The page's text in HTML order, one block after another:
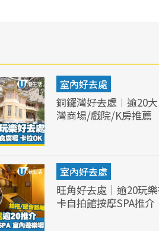
室內好去處
銅鑼灣好去處︱逾20
灣商場/戲院/K房推薦
室內好去處
旺角好去處｜逾20玩
卡自拍館按摩SPA推介